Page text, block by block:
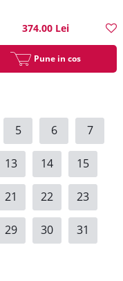
374.00 Lei
Pune in cos
5 6 7
13 14 15
21 22 23
29 30 31